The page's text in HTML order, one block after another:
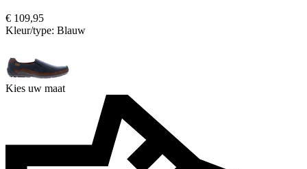
€ 109,95
Kleur/type: Blauw
Kies uw maat